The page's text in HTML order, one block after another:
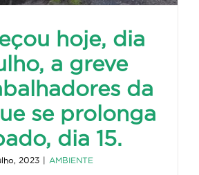
hoje, dia
a greve
da
se prolonga
dia 15.
2023 | AMBIENTE